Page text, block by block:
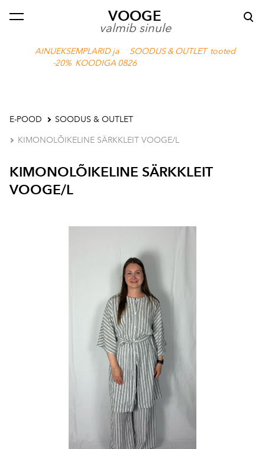
VOOGE
valmib sinule
AINUEKSEMPLARID ja SOODUS & OUTLET tooted
-20% KOODIGA 0826
lisati ostukorvi. Vaata ostukorvi
E-POOD SOODUS & OUTLET
KIMONOLÕIKELINE SÄRKKLEIT VOOGE/L
KIMONOLÕIKELINE SÄRKKLEIT
VOOGE/L